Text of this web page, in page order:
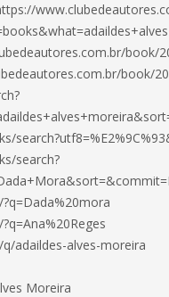
book/
book/
search?
adaildes-alves-moreira
Moreira